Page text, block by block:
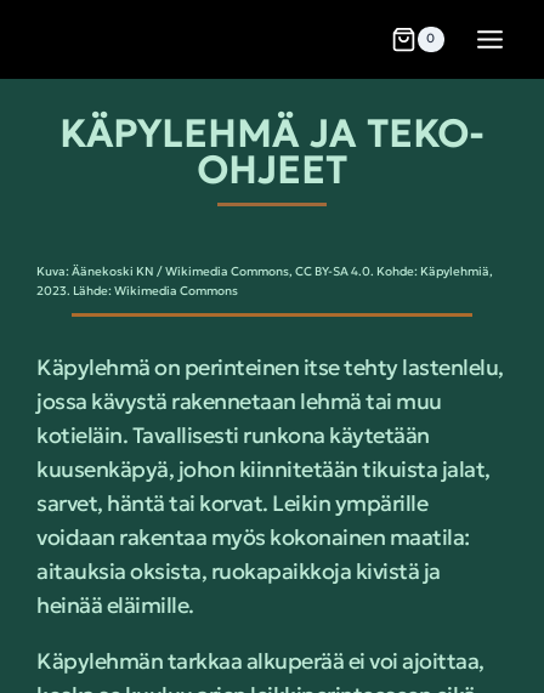
0
KÄPYLEHMÄ JA TEKO-
OHJEET
Kuva: Äänekoski KN / Wikimedia Commons, CC BY-SA 4.0. Kohde: Käpylehmiä,
2023. Lähde: Wikimedia Commons
Käpylehmä on perinteinen itse tehty lastenlelu,
jossa kävystä rakennetaan lehmä tai muu
kotieläin. Tavallisesti runkona käytetään
kuusenkäpyä, johon kiinnitetään tikuista jalat,
sarvet, häntä tai korvat. Leikin ympärille
voidaan rakentaa myös kokonainen maatila:
aitauksia oksista, ruokapaikkoja kivistä ja
heinää eläimille.
Käpylehmän tarkkaa alkuperää ei voi ajoittaa,